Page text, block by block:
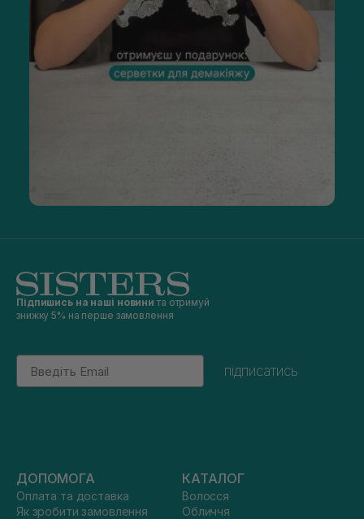
Підпишись на наші новини та отримуй
знижку 5% на перше замовлення
Email
підписатись
ДОПОМОГА
Оплата та доставка
Як зробити замовлення
КАТАЛОГ
Волосся
Обличчя